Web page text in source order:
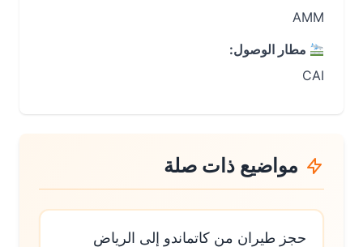
مطار الوصول:
مواضيع ذات صلة
حجز طيران من كاتماندو إلى الرياض